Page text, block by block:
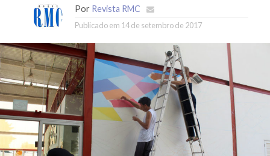
Por Revista RMC
Publicado em 14 de setembro de 2017